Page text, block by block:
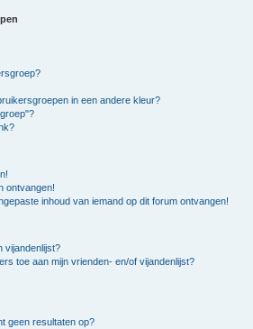
in een andere kleur?
ontvangen!
inhoud van iemand op dit forum ontvangen!
vijandenlijst?
toe aan mijn vrienden- en/of vijandenlijst?
geen resultaten op?